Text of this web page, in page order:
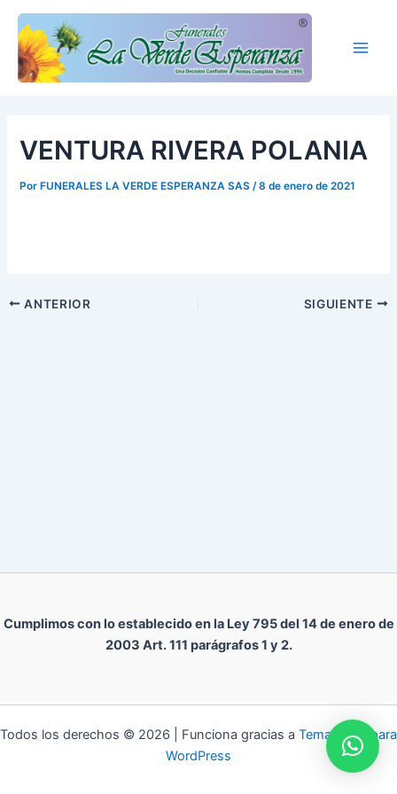
contenido
VENTURA RIVERA POLANIA
Por FUNERALES LA VERDE ESPERANZA SAS/8 de enero de 2021
ANTERIOR SIGUIENTE
Cumplimos con lo establecido en la Ley 795 del 14 de enero de
2003 Art. 111 parágrafos 1 y 2.
Todos los derechos © 2026 | Funciona gracias a Tema Astra para
WordPress